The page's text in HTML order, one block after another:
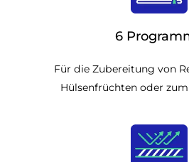
6
Für die Zubereitung von
Hülsenfrüchten oder